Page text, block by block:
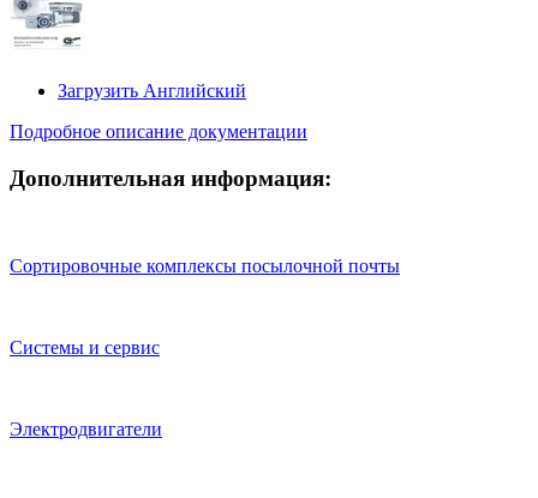
Загрузить Английский
Подробное описание документации
Дополнительная информация:
Сортировочные комплексы посылочной почты
Системы и сервис
Электродвигатели